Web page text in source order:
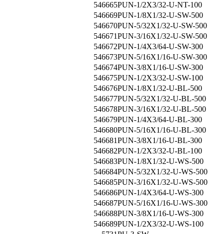
546665PUN-1/2X3/32-U-NT-100
546669PUN-1/8X1/32-U-SW-500
546670PUN-5/32X1/32-U-SW-500
546671PUN-3/16X1/32-U-SW-500
546672PUN-1/4X3/64-U-SW-300
546673PUN-5/16X1/16-U-SW-300
546674PUN-3/8X1/16-U-SW-300
546675PUN-1/2X3/32-U-SW-100
546676PUN-1/8X1/32-U-BL-500
546677PUN-5/32X1/32-U-BL-500
546678PUN-3/16X1/32-U-BL-500
546679PUN-1/4X3/64-U-BL-300
546680PUN-5/16X1/16-U-BL-300
546681PUN-3/8X1/16-U-BL-300
546682PUN-1/2X3/32-U-BL-100
546683PUN-1/8X1/32-U-WS-500
546684PUN-5/32X1/32-U-WS-500
546685PUN-3/16X1/32-U-WS-500
546686PUN-1/4X3/64-U-WS-300
546687PUN-5/16X1/16-U-WS-300
546688PUN-3/8X1/16-U-WS-300
546689PUN-1/2X3/32-U-WS-100